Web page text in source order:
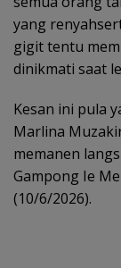
yang
gigit tentu
dinikmati saat
Kesan ini pula
Marlina
memanen
Gampong Ie
(10/6/2026).